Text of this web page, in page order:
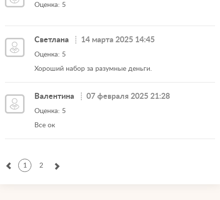
Оценка: 5
Светлана 14 марта 2025 14:45
Оценка: 5
Хороший набор за разумные деньги.
Валентина 07 февраля 2025 21:28
Оценка: 5
Все ок
1 2